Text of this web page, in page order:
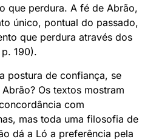
que perdura. A fé de Abrão,
único, pontual do passado,
que perdura através dos
190).
postura de confiança, se
Os textos mostram
com
mas toda uma filosofia de
dá a Ló a preferência pela